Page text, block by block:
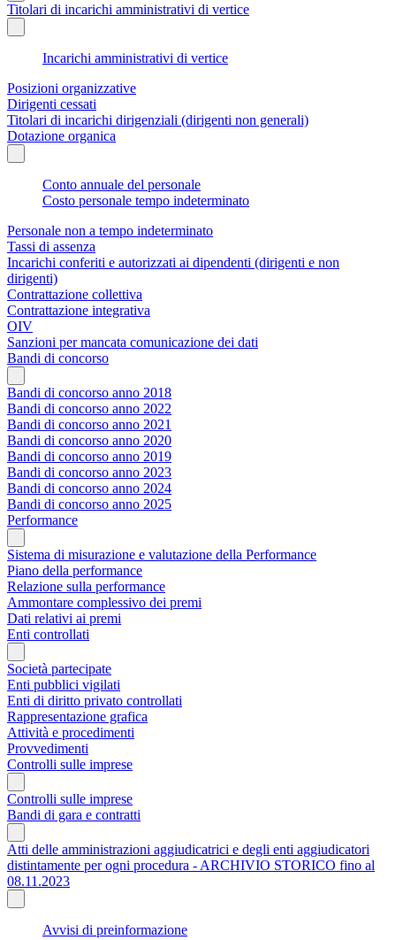
Titolari di incarichi amministrativi di vertice
Incarichi amministrativi di vertice
Posizioni organizzative
Dirigenti cessati
Titolari di incarichi dirigenziali (dirigenti non generali)
Dotazione organica
Conto annuale del personale
Costo personale tempo indeterminato
Personale non a tempo indeterminato
Tassi di assenza
Incarichi conferiti e autorizzati ai dipendenti (dirigenti e non
dirigenti)
Contrattazione collettiva
Contrattazione integrativa
OIV
Sanzioni per mancata comunicazione dei dati
Bandi di concorso
Bandi di concorso anno 2018
Bandi di concorso anno 2022
Bandi di concorso anno 2021
Bandi di concorso anno 2020
Bandi di concorso anno 2019
Bandi di concorso anno 2023
Bandi di concorso anno 2024
Bandi di concorso anno 2025
Performance
Sistema di misurazione e valutazione della Performance
Piano della performance
Relazione sulla performance
Ammontare complessivo dei premi
Dati relativi ai premi
Enti controllati
Società partecipate
Enti pubblici vigilati
Enti di diritto privato controllati
Rappresentazione grafica
Attività e procedimenti
Provvedimenti
Controlli sulle imprese
Controlli sulle imprese
Bandi di gara e contratti
Atti delle amministrazioni aggiudicatrici e degli enti aggiudicatori
distintamente per ogni procedura - ARCHIVIO STORICO fino al
08.11.2023
Avvisi di preinformazione